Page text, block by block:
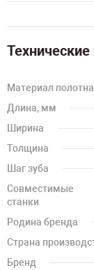
Технические
Материал полотна
Длина, мм
Ширина
Толщина
Шаг зуба
Совместимые
станки
Родина бренда
Страна
Бренд